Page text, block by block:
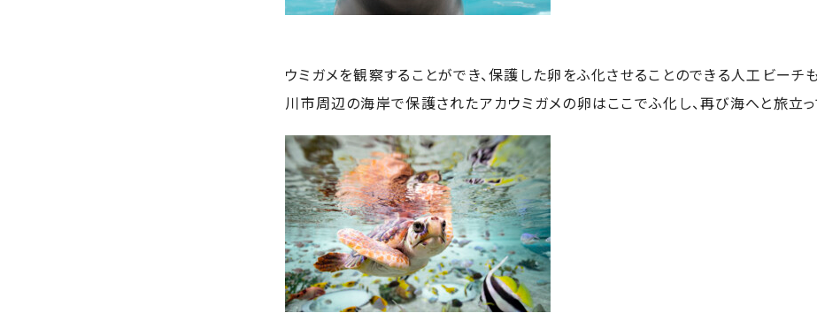
ウミガメを観察することができ、保護した卵をふ化させることのできる人工ビーチ
川市周辺の海岸で保護されたアカウミガメの卵はここでふ化し、再び海へと旅立っ